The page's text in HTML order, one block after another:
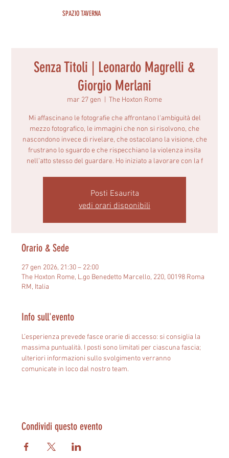
SPAZIO TAVERNA
Senza Titoli | Leonardo Magrelli &
Giorgio Merlani
mar 27 gen
  |
The Hoxton Rome
Mi affascinano le fotografie che affrontano l'ambiguità del
mezzo fotografico, le immagini che non si risolvono, che
nascondono invece di rivelare, che ostacolano la visione, che
frustrano lo sguardo e che rispecchiano la violenza insita
nell’atto stesso del guardare. Ho iniziato a lavorare con la f
Posti Esaurita
vedi orari disponibili
Orario & Sede
27 gen 2026, 21:30 – 22:00
The Hoxton Rome, L.go Benedetto Marcello, 220, 00198 Roma
RM, Italia
Info sull'evento
L’esperienza prevede fasce orarie di accesso: si consiglia la
massima puntualità. I posti sono limitati per ciascuna fascia;
ulteriori informazioni sullo svolgimento verranno
comunicate in loco dal nostro team.
Condividi questo evento